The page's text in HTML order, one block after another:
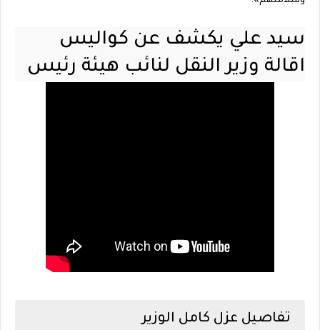
سيد علي يكشف عن كواليس
اقالة وزير النقل لنائب هيئة رئيس
تفاصيل عزل كامل الوزير